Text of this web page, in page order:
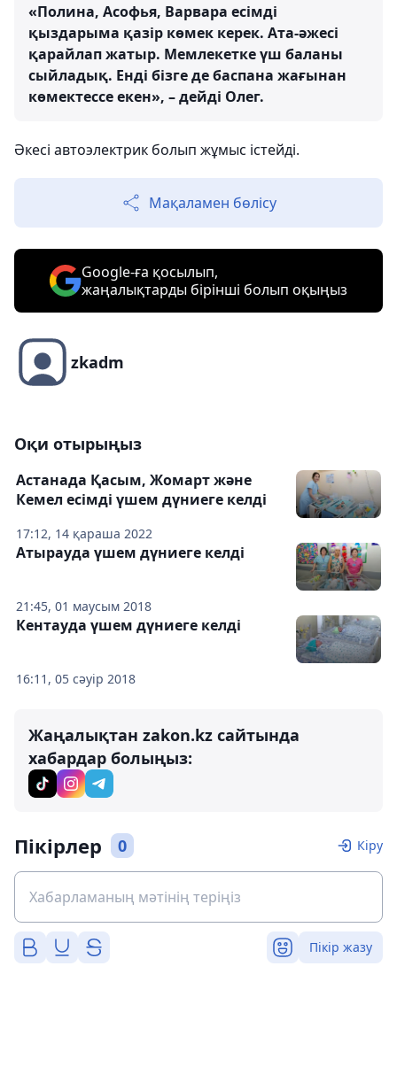
«Полина, Асофья, Варвара есімді
қыздарыма қазір көмек керек. Ата-әжесі
қарайлап жатыр. Мемлекетке үш баланы
сыйладық. Енді бізге де баспана жағынан
көмектессе екен», – дейді Олег.
Әкесі автоэлектрик болып жұмыс істейді.
Мақаламен бөлісу
Google-ға қосылып,
жаңалықтарды бірінші болып оқыңыз
zkadm
Оқи отырыңыз
17:12, 14 қараша 2022
Астанада Қасым, Жомарт және
Кемел есімді үшем дүниеге келді
21:45, 01 маусым 2018
Атырауда үшем дүниеге келді
16:11, 05 сәуір 2018
Кентауда үшем дүниеге келді
Жаңалықтан zakon.kz сайтында
хабардар болыңыз:
Пікірлер 0 Кіру
Пікір жазу